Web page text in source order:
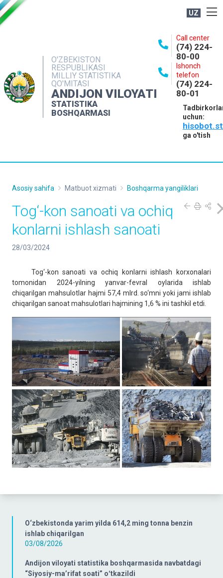
UZ
O'ZBEKISTON
RESPUBLIKASI
MILLIY STATISTIKA
QO'MITASI
ANDIJON VILOYATI
STATISTIKA
BOSHQARMASI
Call center
(74) 224-
80-00
Ishonch
telefon
(74) 224-
80-01
uchun:
ga o'tish
NASHRLAR
INTERAKTIV XIZMATLAR
MATBUOT XIZMATI
MUROJAATLAR
O‘zbekistonda yarim yilda 614,2 ming tonna benzin
ishlab chiqarilgan
03/08/2026
Andijon viloyati statistika boshqarmasida navbatdagi
“Siyosiy-ma’rifat soati” oʻtkazildi
Asosiy sahifa Matbuot xizmati Boshqarma yangiliklari
Tog‘-kon sanoati va ochiq
konlarni ishlash sanoati
28/03/2024
Tog‘-kon sanoati va ochiq konlarni ishlash korxonalari
tomonidan 2024-yilning yanvar-fevral oylarida ishlab
chiqarilgan mahsulotlar hajmi 57,4 mlrd. so‘mni yoki jami ishlab
chiqarilgan sanoat mahsulotlari hajmining 1,6 % ini tashkil etdi.